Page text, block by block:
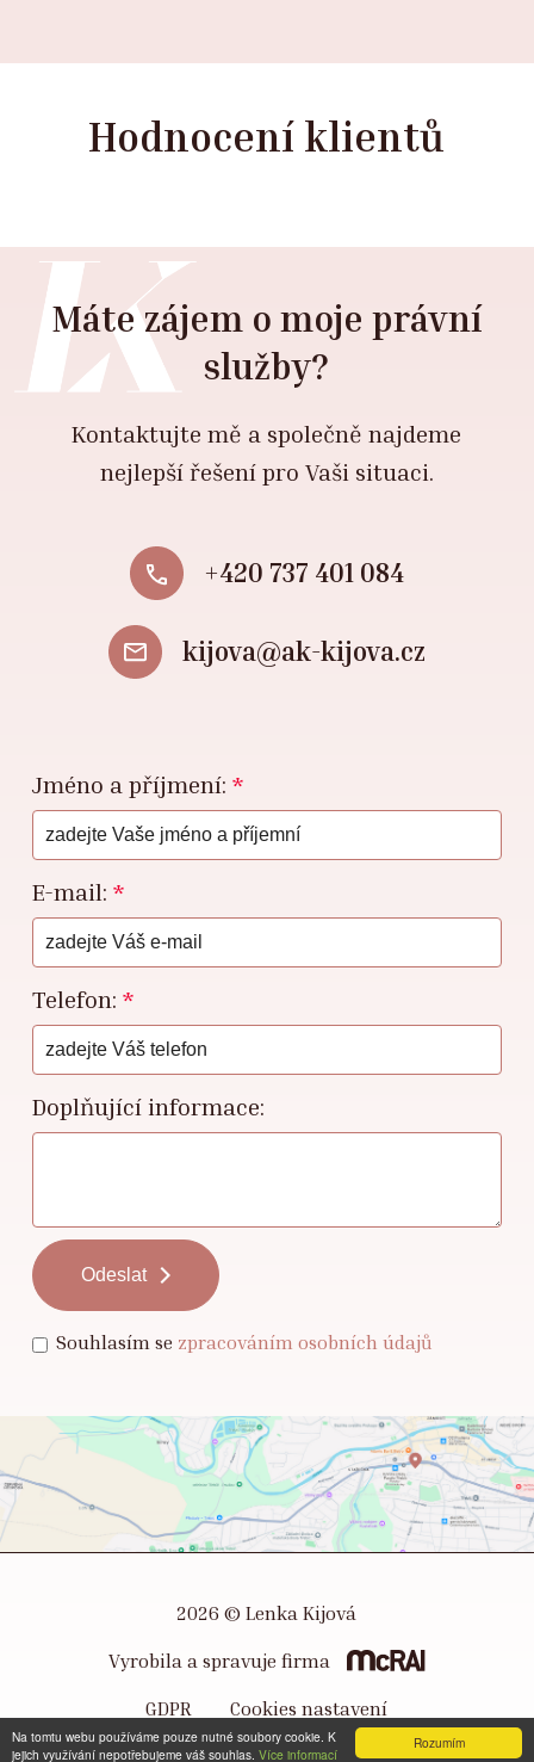
Rozumím
Na tomtu webu používáme pouze nutné soubory cookie. K
jejich využívání nepotřebujeme váš souhlas. Více informací
Hodnocení klientů
Máte zájem o moje právní
služby?
Kontaktujte mě a společně najdeme
nejlepší řešení pro Vaši situaci.
+420 737 401 084
kijova@ak-kijova.cz
Jméno a příjmení: *
E-mail: *
Telefon: *
Doplňující informace:
Souhlasím se zpracováním osobních údajů
2026 © Lenka Kijová
Vyrobila a spravuje firma
GDPR
Cookies nastavení